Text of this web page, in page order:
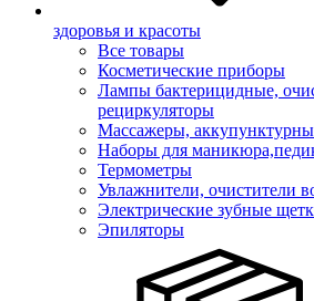
здоровья и красоты
Все товары
Косметические приборы
Лампы бактерицидные,
рециркуляторы
Массажеры,
Наборы для
Термометры
Увлажнители, очистители
Электрические зубные
Эпиляторы